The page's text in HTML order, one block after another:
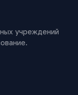
учреждений